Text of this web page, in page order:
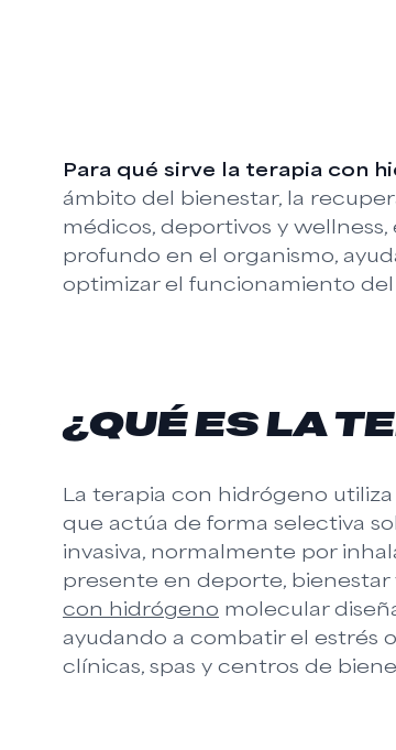
Para qué sirve la terapia con
ámbito del bienestar, la
médicos, deportivos y
profundo en el organismo,
optimizar el funcionamiento
¿QUÉ ES LA
La terapia con hidrógeno
que actúa de forma selectiva
invasiva, normalmente por
presente en deporte, bienestar
con hidrógeno molecular
ayudando a combatir el estrés
clínicas, spas y centros de